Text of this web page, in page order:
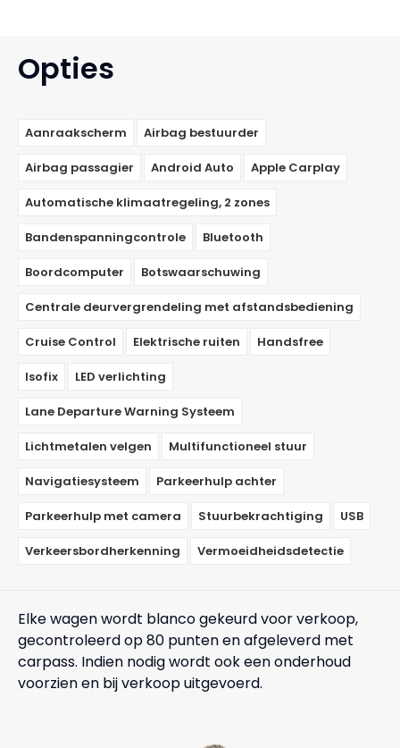
Opties
Aanraakscherm Airbag bestuurder
Airbag passagier Android Auto Apple Carplay
Automatische klimaatregeling, 2 zones
Bandenspanningcontrole Bluetooth
Boordcomputer Botswaarschuwing
Centrale deurvergrendeling met afstandsbediening
Cruise Control Elektrische ruiten Handsfree
Isofix LED verlichting
Lane Departure Warning Systeem
Lichtmetalen velgen Multifunctioneel stuur
Navigatiesysteem Parkeerhulp achter
Parkeerhulp met camera Stuurbekrachtiging USB
Verkeersbordherkenning Vermoeidheidsdetectie
Elke wagen wordt blanco gekeurd voor verkoop,
gecontroleerd op 80 punten en afgeleverd met
carpass. Indien nodig wordt ook een onderhoud
voorzien en bij verkoop uitgevoerd.